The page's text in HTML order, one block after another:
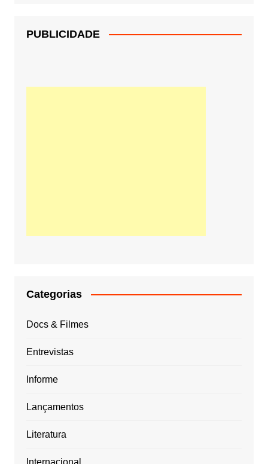
PUBLICIDADE
Categorias
Docs & Filmes
Entrevistas
Informe
Lançamentos
Literatura
Internacional